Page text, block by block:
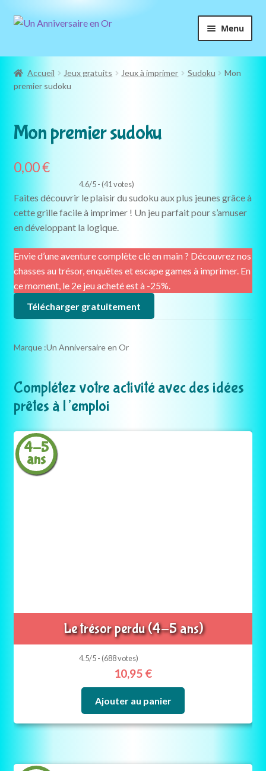
Aller
navigation
Aller
Menu
Accueil Jeux gratuits Jeux à imprimer Sudoku
Mon
premier sudoku
GRATUIT
Mon premier sudoku
0,00€
4.6/5 - (41 votes)
Faites découvrir le plaisir du sudoku aux plus jeunes grâce à
cette grille facile à imprimer ! Un jeu parfait pour s’amuser
en développant la logique.
Envie d’une aventure complète clé en main ? Découvrez nos
chasses au trésor, enquêtes et escape games à imprimer. En
ce moment, le 2e jeu acheté est à -25%.
Télécharger gratuitement
Marque :Un Anniversaire en Or
Complétez votre activité avec des idées
prêtes à l’emploi
4-5
ans
Le trésor perdu (4-5 ans)
4.5/5 - (688 votes)
10,95 €
Ajouter au panier